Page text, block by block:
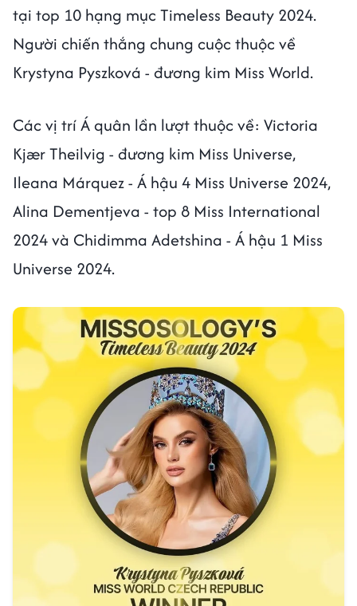
tại top 10 hạng mục Timeless Beauty 2024.
Người chiến thắng chung cuộc thuộc về
Krystyna Pyszková - đương kim Miss World.
Các vị trí Á quân lần lượt thuộc về: Victoria
Kjær Theilvig - đương kim Miss Universe,
Ileana Márquez - Á hậu 4 Miss Universe 2024,
Alina Dementjeva - top 8 Miss International
2024 và Chidimma Adetshina - Á hậu 1 Miss
Universe 2024.